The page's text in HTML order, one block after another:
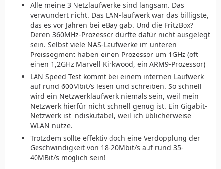
Alle meine 3 Netzlaufwerke sind langsam. Das
verwundert nicht. Das LAN-laufwerk war das billigste,
das es vor Jahren bei eBay gab. Und die FritzBox?
Deren 360MHz-Prozessor dürfte dafür nicht ausgelegt
sein. Selbst viele NAS-Laufwerke im unteren
Preissegment haben einen Prozessor um 1GHz (oft
einen 1,2GHz Marvell Kirkwood, ein ARM9-Prozessor)
LAN Speed Test kommt bei einem internen Laufwerk
auf rund 600Mbit/s lesen und schreiben. So schnell
wird ein Netzwerklaufwerk niemals sein, weil mein
Netzwerk hierfür nicht schnell genug ist. Ein Gigabit-
Netzwerk ist indiskutabel, weil ich üblicherweise
WLAN nutze.
Trotzdem sollte effektiv doch eine Verdopplung der
Geschwindigkeit von 18-20Mbit/s auf rund 35-
40MBit/s möglich sein!